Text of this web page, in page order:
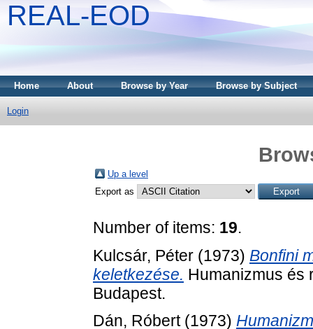
REAL-EOD
Home About Browse by Year Browse by Subject
Login
Up a level
Export as
Number of items: 19.
Kulcsár, Péter (1973) Bonfini
keletkezése. Humanizmus és
Budapest.
Dán, Róbert(1973)